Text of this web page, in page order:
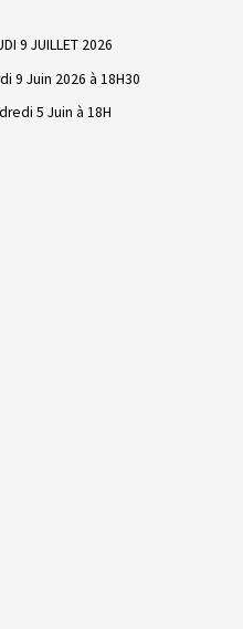
9 JUILLET 2026
9 Juin 2026 à 18H30
5 Juin à 18H